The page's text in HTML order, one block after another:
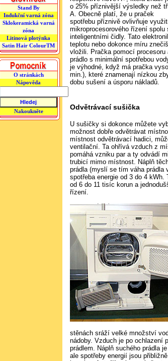
Stand By
Indukční varná zóna
Sklokeramická varná
zóna
Litinová plotýnka
Satin Hair ColourTM
O stránkách
Nápověda
Nakoukněte
o 25% příznivější výsledky než
A. Obecně platí, že u praček
spotřebu příznivě ovlivňuje
mikroprocesorového řízení spolu
inteligentními čidly. Tato
teplotu nebo dokonce míru
vložili. Pračka pomocí
prádlo s minimální spotřebou
je výhodné, když má pračka
min.), které znamenají nízkou
dobu sušení a úsporu nákladů.
Odvětrávací sušička
U sušičky si dokonce můžete
možnost dobře odvětrávat
místnost odvětrávací hadici,
ventilační. Ta ohřívá vzduch z
pomáhá vzniku par a ty odvádí
trubicí mimo místnost. Náplň
prádla (myslí se tím váha prádla
spotřeba energie od 3 do 4
od 6 do 11 tisíc korun a
řízení.
stěnách sráží velké množství
nádoby. Vzduch je po ochlazení
prádlem. Náplň suchého prádla
ale spotřeby energií jsou